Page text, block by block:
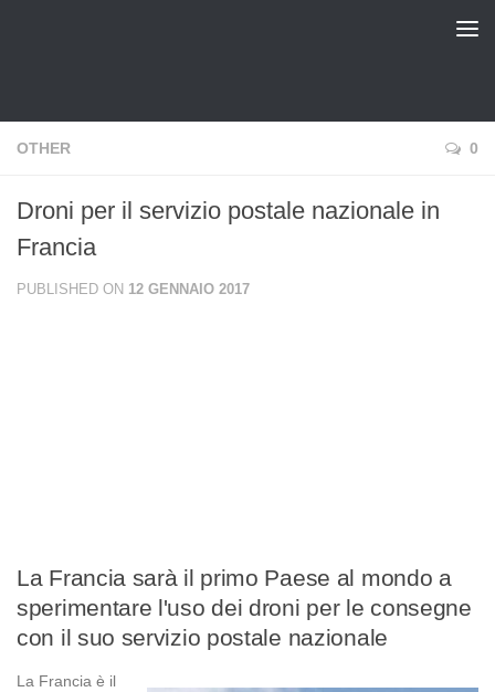
OTHER 0
Droni per il servizio postale nazionale in
Francia
PUBLISHED ON 12 GENNAIO 2017
La Francia sarà il primo Paese al mondo a
sperimentare l'uso dei droni per le consegne
con il suo servizio postale nazionale
La Francia è il